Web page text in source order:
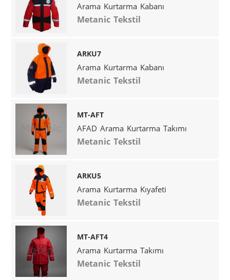
Arama Kurtarma Kabanı
Metanic Tekstil
ARKU7
Arama Kurtarma Kabanı
Metanic Tekstil
MT-AFT
AFAD Arama Kurtarma Takımı
Metanic Tekstil
ARKU5
Arama Kurtarma Kıyafeti
Metanic Tekstil
MT-AFT4
Arama Kurtarma Takımı
Metanic Tekstil